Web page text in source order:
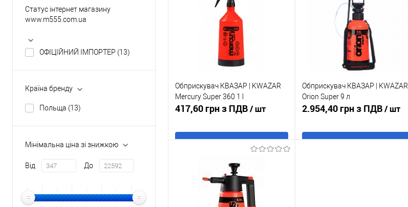
Статус інтернет магазину
www.m555.com.ua
ОФІЦІЙНИЙ ІМПОРТЕР (13)
Країна бренду
Польща (13)
Мінімальна ціна зі знижкою
Від До
У обране
Обприскувач КВАЗАР | KWAZAR
Mercury Super 360 1 l
417,60 грн з ПДВ/ шт
В кошик
Купити в 1 клік
До
порівняння
В наявності
Обприскувач КВАЗАР | KWAZAR
Orion Super 9 л
2.954,40 грн з ПДВ/ шт